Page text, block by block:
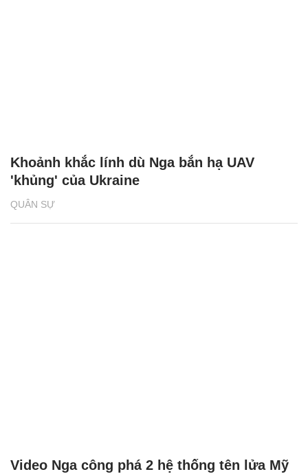
QUÂN SỰ
Khoảnh khắc lính dù Nga bắn hạ UAV
'khủng' của Ukraine
Video Nga công phá 2 hệ thống tên lửa Mỹ